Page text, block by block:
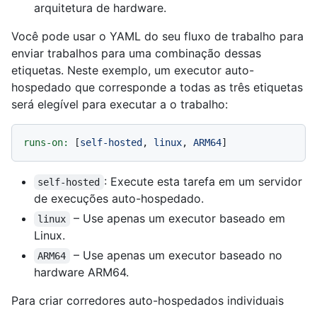
arquitetura de hardware.
Você pode usar o YAML do seu fluxo de trabalho para
enviar trabalhos para uma combinação dessas
etiquetas. Neste exemplo, um executor auto-
hospedado que corresponde a todas as três etiquetas
será elegível para executar a o trabalho:
runs-on: [self-hosted , linux, ARM64
self-hosted : Execute esta tarefa em um servidor
de execuções auto-hospedado.
linux
– Use apenas um executor baseado em
Linux.
ARM64
– Use apenas um executor baseado no
hardware ARM64.
Para criar corredores auto-hospedados individuais